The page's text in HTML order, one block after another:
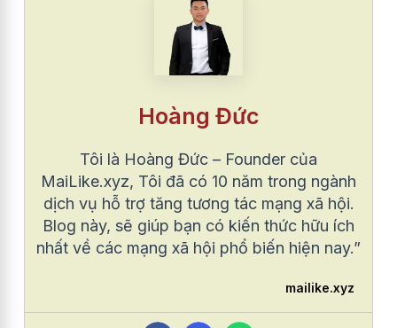
Hoàng Đức
Tôi là Hoàng Đức – Founder của
MaiLike.xyz, Tôi đã có 10 năm trong ngành
dịch vụ hỗ trợ tăng tương tác mạng xã hội.
Blog này, sẽ giúp bạn có kiến thức hữu ích
nhất về các mạng xã hội phổ biến hiện nay.”
mailike.xyz